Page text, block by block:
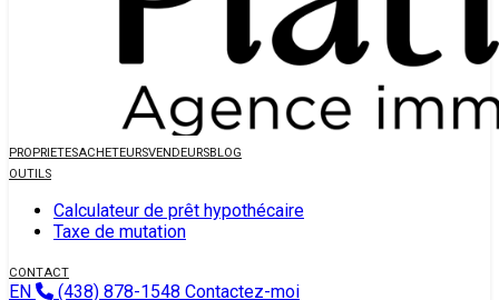
PROPRIETESACHETEURSVENDEURSBLOG
OUTILS
Calculateur de prêt hypothécaire
Taxe de mutation
CONTACT
EN (438) 878-1548 Contactez-moi